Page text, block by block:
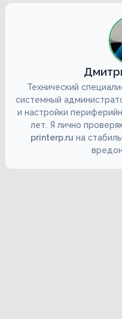
Технический
системный
и настройки
лет. Я лично
printerp.ru на